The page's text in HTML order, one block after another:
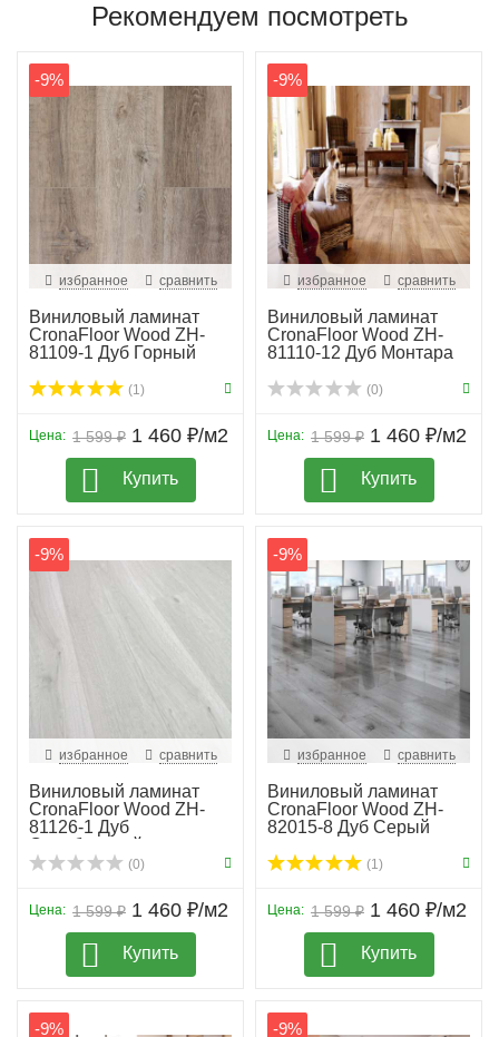
Рекомендуем посмотреть
-9%
избранное сравнить
Виниловый ламинат
CronaFloor Wood ZH-
81109-1 Дуб Горный
(1)
1 599 ₽
Цена: 1 460 ₽/м2
Купить
-9%
избранное сравнить
Виниловый ламинат
CronaFloor Wood ZH-
81110-12 Дуб Монтара
(0)
1 599 ₽
Цена: 1 460 ₽/м2
Купить
-9%
избранное сравнить
Виниловый ламинат
CronaFloor Wood ZH-
81126-1 Дуб
Серебристый
(0)
1 599 ₽
Цена: 1 460 ₽/м2
Купить
-9%
избранное сравнить
Виниловый ламинат
CronaFloor Wood ZH-
82015-8 Дуб Серый
(1)
1 599 ₽
Цена: 1 460 ₽/м2
Купить
-9% -9%